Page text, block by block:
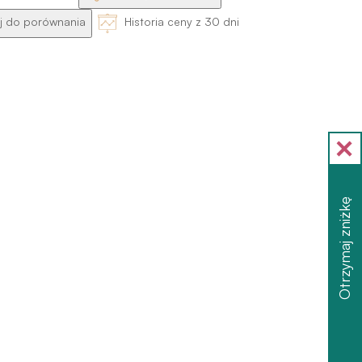
do porównania Historia ceny z 30 dni
Otrzymaj zniżkę